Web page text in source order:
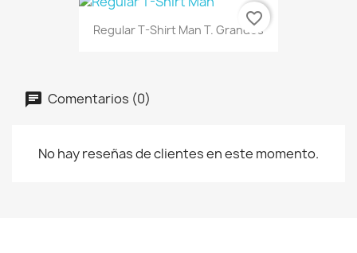
Regular T-Shirt Man T. Grandes
favorite_border
Comentarios (0)
No hay reseñas de clientes en este momento.